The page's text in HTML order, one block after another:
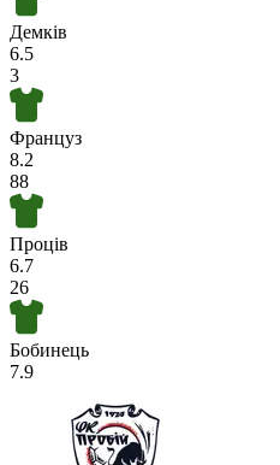
Демків
6.5
3
Француз
8.2
88
Проців
6.7
26
Бобинець
7.9